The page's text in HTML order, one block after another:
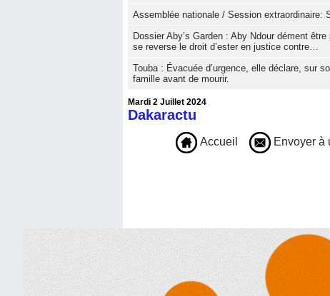
Assemblée nationale / Session extraordinaire:
Dossier Aby’s Garden : Aby Ndour dément
se reverse le droit d’ester en justice contre…
Touba : Évacuée d’urgence, elle déclare, sur
famille avant de mourir.
Mardi 2 Juillet 2024
Dakaractu
Accueil Envoyer à